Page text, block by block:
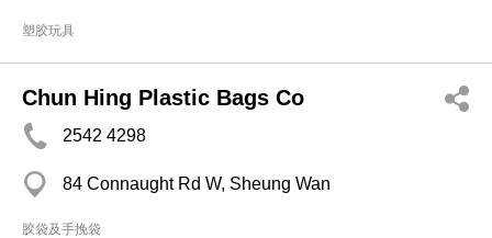
塑胶玩具
Chun Hing Plastic Bags Co
2542 4298
84 Connaught Rd W, Sheung Wan
胶袋及手挽袋